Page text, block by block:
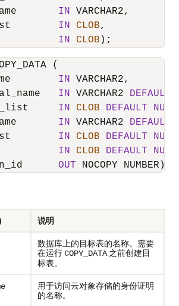
IN VARCHAR2,
IN CLOB,
IN CLOB );
(
IN VARCHAR2,
IN VARCHAR2 DEFAULT
IN CLOB DEFAULT NULL
IN VARCHAR2 DEFAULT
IN CLOB DEFAULT NULL
IN CLOB DEFAULT
NULL
OUT NOCOPY NUMBER);
说明
数据库上的目标表的名称。需要
在运行COPY_DATA之前创建目
标表。
用于访问云对象存储的身份证明
的名称。